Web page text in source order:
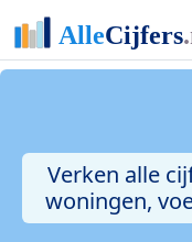
Verken alle
woningen,